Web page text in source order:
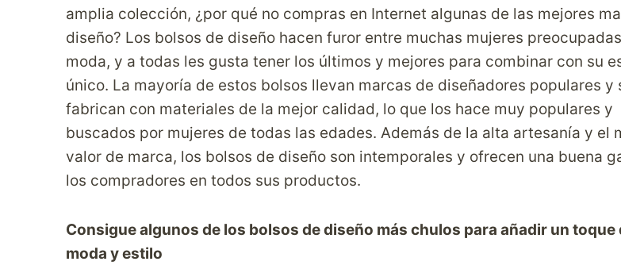
amplia colección, ¿por qué no compras en Internet algunas de las mejores
diseño? Los bolsos de diseño hacen furor entre muchas mujeres
moda, y a todas les gusta tener los últimos y mejores para combinar con su
único. La mayoría de estos bolsos llevan marcas de diseñadores populares y
fabrican con materiales de la mejor calidad, lo que los hace muy populares y
buscados por mujeres de todas las edades. Además de la alta artesanía y el
valor de marca, los bolsos de diseño son intemporales y ofrecen una buena
los compradores en todos sus productos.
Consigue algunos de los bolsos de diseño más chulos para añadir un toque
moda y estilo